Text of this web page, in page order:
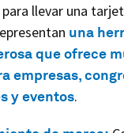
llevar una
una
que ofrece
empresas,
y eventos.